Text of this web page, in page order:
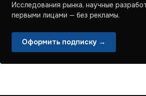
Исследования рынка, научные
первыми лицами — без рекламы.
Оформить подписку →